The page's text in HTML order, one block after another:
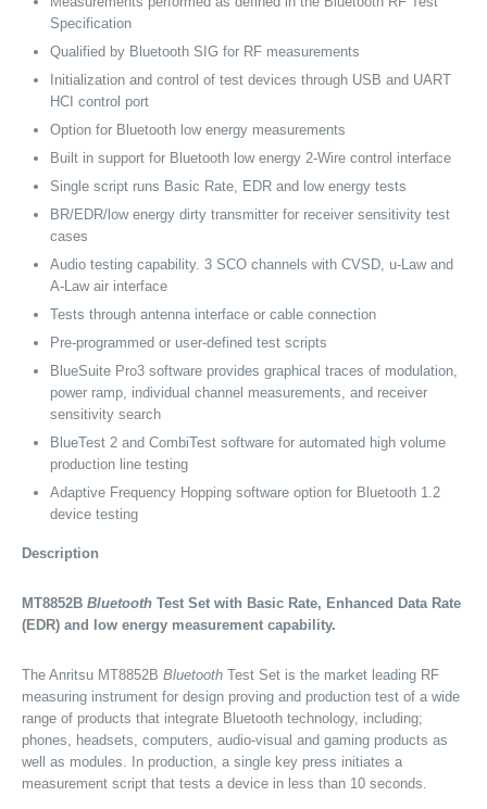
Specification
Qualified by Bluetooth SIG for RF measurements
Initialization and control of test devices through USB and UART
HCI control port
Option for Bluetooth low energy measurements
Built in support for Bluetooth low energy 2-Wire control interface
Single script runs Basic Rate, EDR and low energy tests
BR/EDR/low energy dirty transmitter for receiver sensitivity test
cases
Audio testing capability. 3 SCO channels with CVSD, u-Law and
A-Law air interface
Tests through antenna interface or cable connection
Pre-programmed or user-defined test scripts
BlueSuite Pro3 software provides graphical traces of modulation,
power ramp, individual channel measurements, and receiver
sensitivity search
BlueTest 2 and CombiTest software for automated high volume
production line testing
Adaptive Frequency Hopping software option for Bluetooth 1.2
device testing
Description
MT8852B Bluetooth Test Set with Basic Rate, Enhanced Data Rate
(EDR) and low energy measurement capability.
The Anritsu MT8852B Bluetooth Test Set is the market leading RF
measuring instrument for design proving and production test of a wide
range of products that integrate Bluetooth technology, including;
phones, headsets, computers, audio-visual and gaming products as
well as modules. In production, a single key press initiates a
measurement script that tests a device in less than 10 seconds.